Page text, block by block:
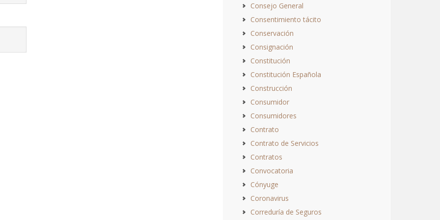
Consejo General
Consentimiento tácito
Conservación
Consignación
Constitución
Constitución Española
Construcción
Consumidor
Consumidores
Contrato
Contrato de Servicios
Contratos
Convocatoria
Cónyuge
Coronavirus
Correduría de Seguros